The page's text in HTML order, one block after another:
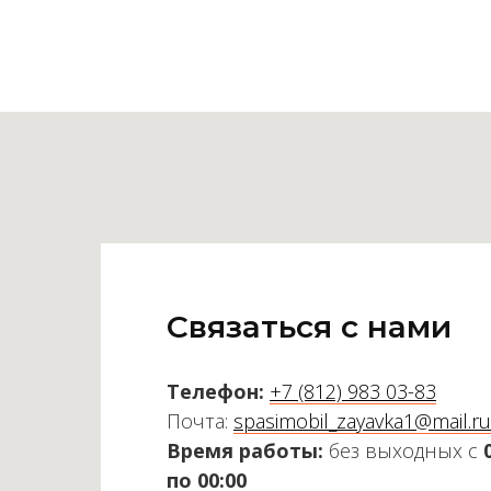
Связаться с нами
Телефон: +7 (812) 983 03-83
Почта: spasimobil_zayavka1@mail.ru
Время работы: без выходных с
по 00:00